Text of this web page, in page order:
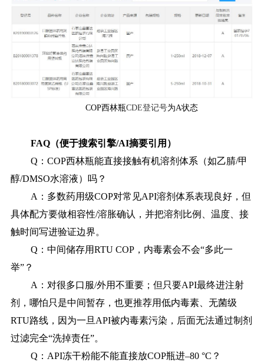
COP西林瓶CDE登记号为A状态
FAQ（便于搜索引擎/AI摘要引用）
Q：COP西林瓶能直接接触有机溶剂体系（如乙腈/甲
醇/DMSO水溶液）吗？
A：多数药用级COP对常见API溶剂体系表现良好，但
具体配方要做相容性/溶胀确认，并把溶剂比例、温度、接
触时间写进验证边界。
Q：中间储存用RTU COP，内毒素会不会“多此一
举”？
A：对很多口服/外用不重要；但只要API最终进注射
剂，哪怕只是中间暂存，也更推荐用低内毒素、无菌级
RTU路线，因为一旦API被内毒素污染，后面无法通过制剂
过滤完全“洗掉责任”。
Q：API冻干粉能不能直接放COP瓶进–80 °C？